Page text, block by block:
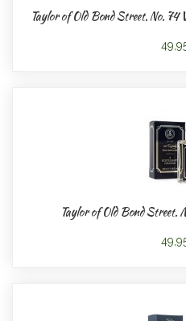
Taylor of Old Bond Street. No.
Taylor of Old Bond Street.